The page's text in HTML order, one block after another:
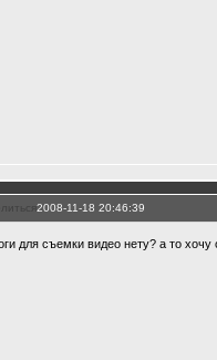
2008-11-18 20:46:39
для съемки видео нету? а то